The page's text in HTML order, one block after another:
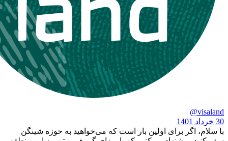
برای اولین بار است که می‌خواهید به حوزه شینگن